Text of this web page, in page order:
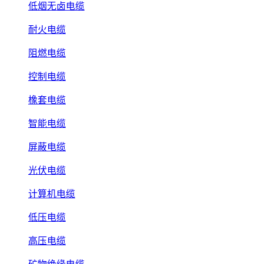
低烟无卤电缆
耐火电缆
阻燃电缆
控制电缆
橡套电缆
智能电缆
屏蔽电缆
光伏电缆
计算机电缆
低压电缆
高压电缆